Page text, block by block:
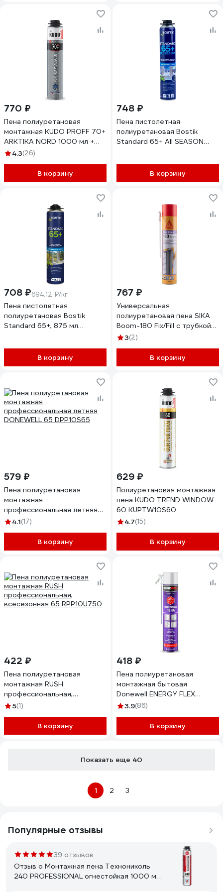
770 ₽
Пена полиуретановая
монтажная KUDO PROFF 70+
ARKTIKA NORD 1000 мл +
KUPP10WN70+
4.3(26)
В корзину
748 ₽
Пена пистолетная
полиуретановая Bostik
Standard 65+ All SEASON
В корзину
708 ₽694.12 ₽/кг
Пена пистолетная
полиуретановая Bostik
Standard 65+, 875 мл
В корзину
767 ₽
Универсальная
полиуретановая пена SIKA
Boom-180 Fix/Fill с трубкой
Баллон 750мл, 870гр. 613713
3(2)
В корзину
579 ₽
Пена полиуретановая
монтажная
профессиональная летняя
DONEWELL 65 DPP10S65
4.1(17)
В корзину
629 ₽
Полиуретановая монтажная
пена KUDO TREND WINDOW
60 KUPTW10S60
4.7(15)
В корзину
422 ₽
Пена полиуретановая
монтажная RUSH
профессиональная,
всесезонная 65 RPP10U750
5(1)
В корзину
418 ₽
Пена полиуретановая
монтажная бытовая
Donewell ENERGY FLEX
всесезонная DPH10UAS
3.9(86)
В корзину
Показать еще 40
1 2 3
Популярные отзывы
39 отзывов
Отзыв о Монтажная пена Технониколь
240 PROFESSIONAL огнестойкая 1000 мл